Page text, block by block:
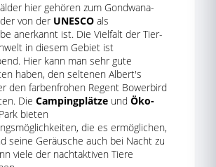
hier gehören zum Gondwana-
von der UNESCO als
anerkannt ist. Die Vielfalt der Tier-
in diesem Gebiet ist
Hier kann man sehr gute
haben, den seltenen Albert's
den farbenfrohen Regent Bowerbird
Die Campingplätze und Öko-
bieten
die es ermöglichen,
seine Geräusche auch bei Nacht zu
viele der nachtaktiven Tiere